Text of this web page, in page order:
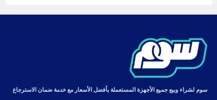
سوم لشراء وبيع جميع الأجهزة المستعملة بأفضل الأسعار مع خدمة ضمان الاسترجاع